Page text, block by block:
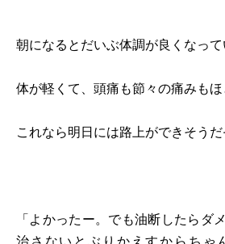
朝になるとだいぶ体調が良くなって
体が軽くて、頭痛も節々の痛みもほ
これなら明日には路上ができそうだ
「よかったー。でも油断したらダ
治さないとぶりかえすからちゃ